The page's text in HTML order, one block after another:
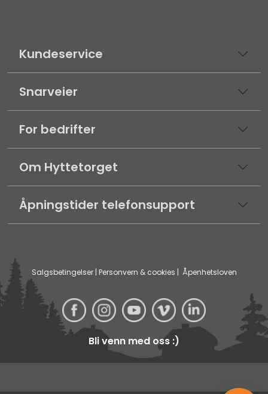
Kundeservice
Snarveier
For bedrifter
Om Hyttetorget
Åpningstider telefonsupport
Salgsbetingelser| Personvern & cookies | Åpenhetsloven
Bli venn med oss :)